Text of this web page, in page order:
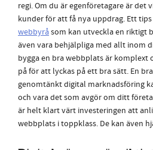
regi. Om du är egenföretagare är
kunder för att få nya uppdrag. Ett
webbyråsom kan utveckla en riktigt
även vara behjälpliga med allt inom
bygga en bra webbplats är komplext
på för att lyckas på ett bra sätt. En
genomtänkt digital marknadsföring
och vara det som avgör om ditt
är helt klart värt investeringen att
webbplats i toppklass. De kan även